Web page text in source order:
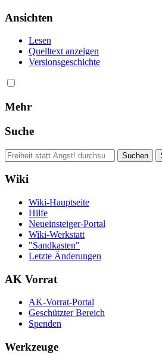
Ansichten
Lesen
Quelltext anzeigen
Versionsgeschichte
Mehr
Suche
Wiki
Wiki-Hauptseite
Hilfe
Neueinsteiger-Portal
Wiki-Werkstatt
"Sandkasten"
Letzte Änderungen
AK Vorrat
AK-Vorrat-Portal
Geschützter Bereich
Spenden
Werkzeuge